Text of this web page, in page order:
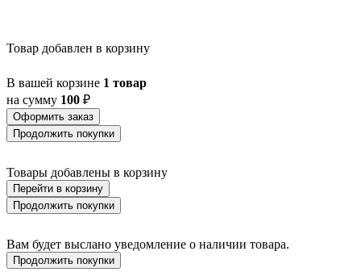
Товар добавлен в корзину
В вашей корзине 1 товар
на сумму 100 ₽
Оформить заказ
Продолжить покупки
Товары добавлены в корзину
Перейти в корзину
Продолжить покупки
Вам будет выслано уведомление о наличии товара.
Продолжить покупки